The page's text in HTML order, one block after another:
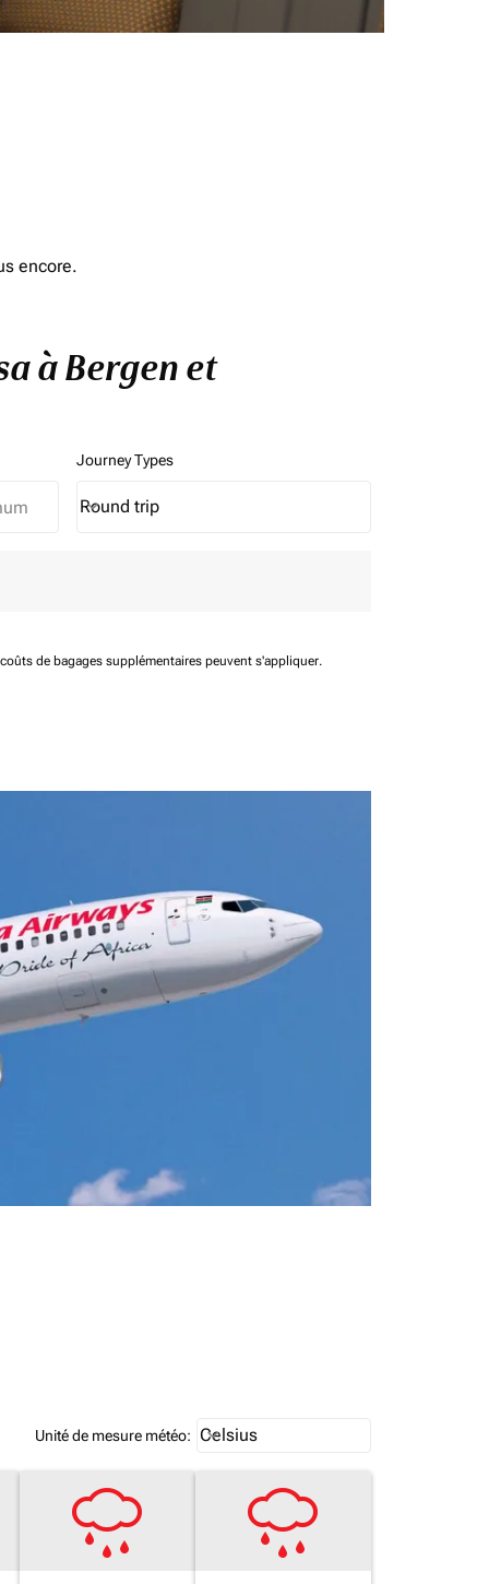
encore.
à Bergen et
Journey Types
Journey Types option Round trip Selected
Round trip
keyboard_arrow_down
de bagages supplémentaires peuvent s'appliquer.
Unité de mesure météo: Weather unit option Celsius
Celsius
keyboard_arrow_down